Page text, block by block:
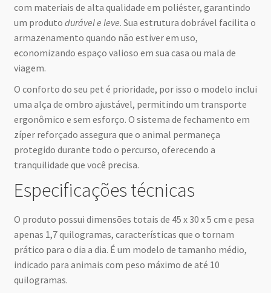
com materiais de alta qualidade em poliéster, garantindo
um produto durável e leve. Sua estrutura dobrável facilita o
armazenamento quando não estiver em uso,
economizando espaço valioso em sua casa ou mala de
viagem.
O conforto do seu pet é prioridade, por isso o modelo inclui
uma alça de ombro ajustável, permitindo um transporte
ergonômico e sem esforço. O sistema de fechamento em
zíper reforçado assegura que o animal permaneça
protegido durante todo o percurso, oferecendo a
tranquilidade que você precisa.
Especificações técnicas
O produto possui dimensões totais de 45 x 30 x 5 cm e pesa
apenas 1,7 quilogramas, características que o tornam
prático para o dia a dia. É um modelo de tamanho médio,
indicado para animais com peso máximo de até 10
quilogramas.